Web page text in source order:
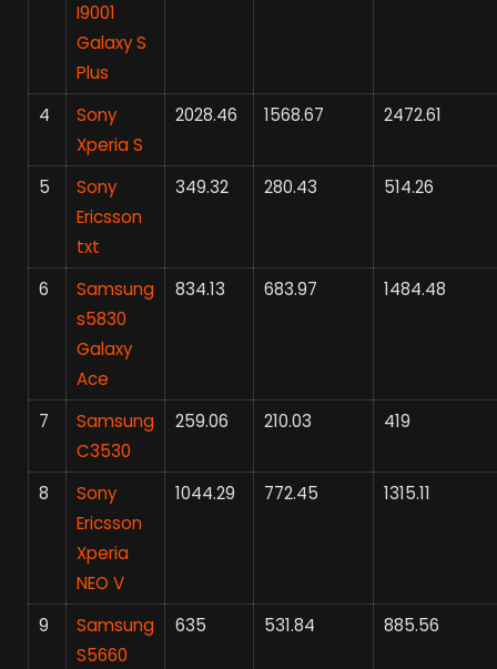
I9001
Galaxy S
Plus
4
Sony
Xperia S
2028.46 1568.67 2472.61
5
Sony
Ericsson
txt
349.32 280.43 514.26
6
Samsung
s5830
Galaxy
Ace
834.13 683.97 1484.48
7
Samsung
C3530
259.06 210.03 419
8
Sony
Ericsson
Xperia
NEO V
1044.29 772.45 1315.11
9
Samsung
S5660
635 531.84 885.56